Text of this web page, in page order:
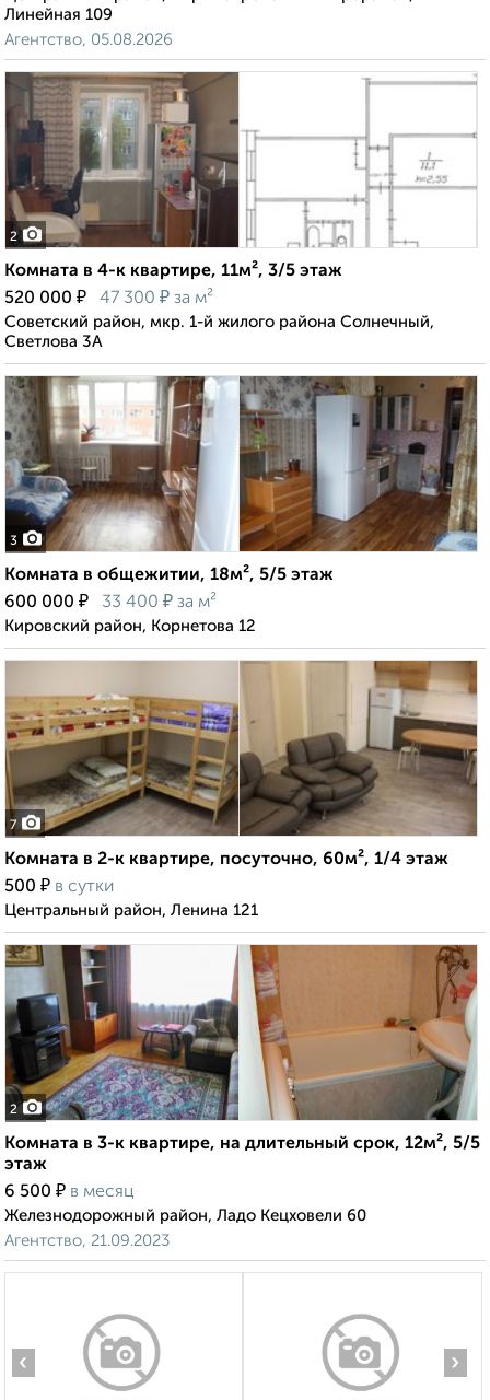
Линейная 109
Агентство, 05.08.2026
2
Комната в 4-к квартире, 11м², 3/5 этаж
520 000 ₽ 47 300 ₽ за м²
Советский район, мкр. 1-й жилого района Солнечный,
Светлова 3А
3
Комната в общежитии, 18м², 5/5 этаж
600 000 ₽ 33 400 ₽ за м²
Кировский район, Корнетова 12
7
Комната в 2-к квартире, посуточно, 60м², 1/4 этаж
500 ₽ в сутки
Центральный район, Ленина 121
2
Комната в 3-к квартире, на длительный срок, 12м², 5/5
этаж
6 500 ₽ в месяц
Железнодорожный район, Ладо Кецховели 60
Агентство, 21.09.2023
‹ ›